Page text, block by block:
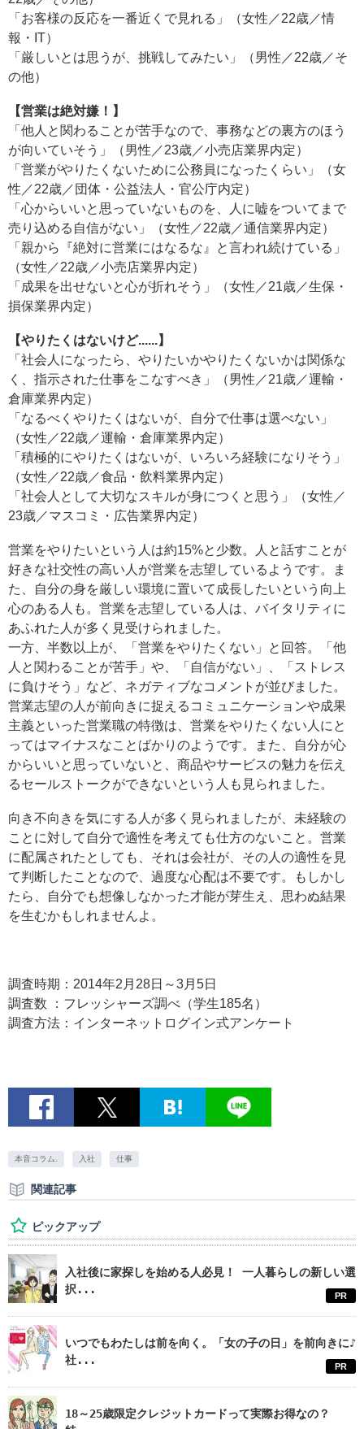
「お客様の反応を一番近くで見れる」（女性／22歳／情
報・IT）
「厳しいとは思うが、挑戦してみたい」（男性／22歳／そ
の他）
【営業は絶対嫌！】
「他人と関わることが苦手なので、事務などの裏方のほう
が向いていそう」（男性／23歳／小売店業界内定）
「営業がやりたくないために公務員になったくらい」（女
性／22歳／団体・公益法人・官公庁内定）
「心からいいと思っていないものを、人に嘘をついてまで
売り込める自信がない」（女性／22歳／通信業界内定）
「親から『絶対に営業にはなるな』と言われ続けている」
（女性／22歳／小売店業界内定）
「成果を出せないと心が折れそう」（女性／21歳／生保・
損保業界内定）
【やりたくはないけど......】
「社会人になったら、やりたいかやりたくないかは関係な
く、指示された仕事をこなすべき」（男性／21歳／運輸・
倉庫業界内定）
「なるべくやりたくはないが、自分で仕事は選べない」
（女性／22歳／運輸・倉庫業界内定）
「積極的にやりたくはないが、いろいろ経験になりそう」
（女性／22歳／食品・飲料業界内定）
「社会人として大切なスキルが身につくと思う」（女性／
23歳／マスコミ・広告業界内定）
営業をやりたいという人は約15%と少数。人と話すことが
好きな社交性の高い人が営業を志望しているようです。ま
た、自分の身を厳しい環境に置いて成長したいという向上
心のある人も。営業を志望している人は、バイタリティに
あふれた人が多く見受けられました。
一方、半数以上が、「営業をやりたくない」と回答。「他
人と関わることが苦手」や、「自信がない」、「ストレス
に負けそう」など、ネガティブなコメントが並びました。
営業志望の人が前向きに捉えるコミュニケーションや成果
主義といった営業職の特徴は、営業をやりたくない人にと
ってはマイナスなことばかりのようです。また、自分が心
からいいと思っていないと、商品やサービスの魅力を伝え
るセールストークができないという人も見られました。
向き不向きを気にする人が多く見られましたが、未経験の
ことに対して自分で適性を考えても仕方のないこと。営業
に配属されたとしても、それは会社が、その人の適性を見
て判断したことなので、過度な心配は不要です。もしかし
たら、自分でも想像しなかった才能が芽生え、思わぬ結果
を生むかもしれませんよ。
調査時期：2014年2月28日～3月5日
調査数 ：フレッシャーズ調べ（学生185名）
調査方法：インターネットログイン式アンケート
本音コラム. 入社 仕事
関連記事
ピックアップ
入社後に家探しを始める人必見！ 一人暮らしの新しい選
択...
PR
いつでもわたしは前を向く。「女の子の日」を前向きに♪
社...
PR
18～25歳限定クレジットカードって実際お得なの？